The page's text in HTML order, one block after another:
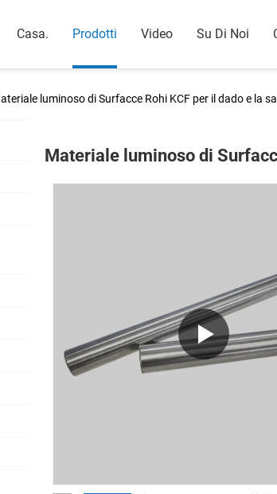
Casa. Prodotti Video Su Di Noi
luminoso di Surfacce Rohi KCF per il dado e la
Materiale luminoso di